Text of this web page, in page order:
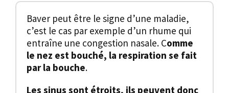
Baver peut être le signe d’une maladie,
c’est le cas par exemple d’un rhume qui
entraîne une congestion nasale. Comme
le nez est bouché, la respiration se fait
par la bouche.
Les sinus sont étroits, ils peuvent donc